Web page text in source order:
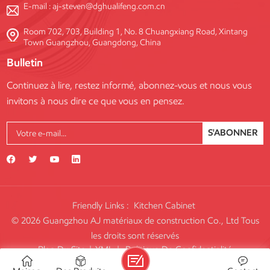
E-mail :aj-steven@dghualifeng.com.cn
Room 702, 703, Building 1, No. 8 Chuangxiang Road, Xintang
Town Guangzhou, Guangdong, China
Bulletin
Continuez à lire, restez informé, abonnez-vous et nous vous
invitons à nous dire ce que vous en pensez.
S'ABONNER
Friendly Links : Kitchen Cabinet
© 2026 Guangzhou AJ matériaux de construction Co., Ltd Tous
les droits sont réservés
Plan Du Site | XML | Politique De Confidentialité
IPv6 RÉSEAU PRIS EN CHARGE